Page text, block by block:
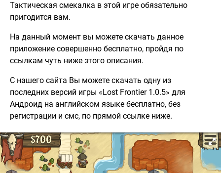
Тактическая смекалка в этой игре обязательно
пригодится вам.
На данный момент вы можете скачать данное
приложение совершенно бесплатно, пройдя по
ссылкам чуть ниже этого описания.
С нашего сайта Вы можете скачать одну из
последних версий игры «Lost Frontier 1.0.5» для
Андроид на английском языке бесплатно, без
регистрации и смс, по прямой ссылке ниже.